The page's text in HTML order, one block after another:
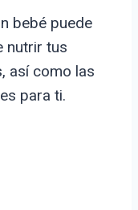
bebé puede
nutrir tus
así como las
para ti.